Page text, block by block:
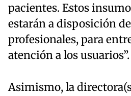
pacientes. Estos
estarán a disposición
profesionales, para
atención a los usuarios”.
Asimismo, la